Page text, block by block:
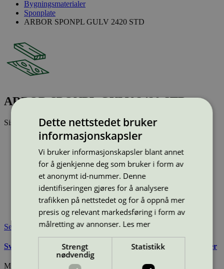
Bygningsmaterialer
Sponplate
ARBOR SPONPL GULV 2420 STD
ARBOR SPONPL GULV 2420 STD
Sist oppdatert24 jun 2026
Type: Sponplate
Lisensnummer:
2010 0004
Miljømerke: Svanemerket
Merkevare:
Arbor
Merkevare nettside: http://www.arbor.no
Lisensinnehaver: Arbor AS
Lisensinnehaver nettside: http://www.arbor.no
Tilgjengelig i: Norge, Sverige
Se også
Svanemerkets krav til innvendig panel, lister og bygningsplater
Miljømerking Norge
Dette nettstedet bruker
informasjonskapsler
Vi bruker informasjonskapsler blant annet
for å gjenkjenne deg som bruker i form av
et anonymt id-nummer. Denne
identifiseringen gjøres for å analysere
trafikken på nettstedet og for å oppnå mer
presis og relevant markedsføring i form av
målretting av annonser. Les mer
Strengt
nødvendig
Statistikk